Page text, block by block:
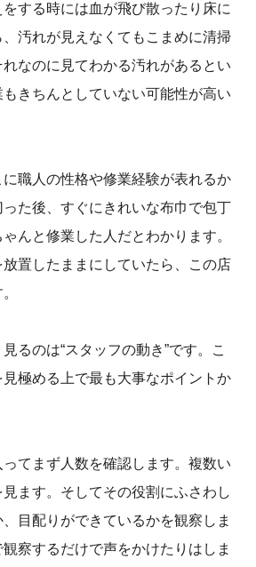
する時には血が飛び散ったり床に
汚れが見えなくてもこまめに清掃
なのに見てわかる汚れがあるとい
きちんとしていない可能性が高い
職人の性格や修業経験が表れるか
た後、すぐにきれいな布巾で包丁
んと修業した人だとわかります。
置したままにしていたら、この店
るのは“スタッフの動き”です。こ
極める上で最も大事なポイントか
てまず人数を確認します。複数い
ます。そしてその役割にふさわし
目配りができているかを観察しま
察するだけで声をかけたりはしま